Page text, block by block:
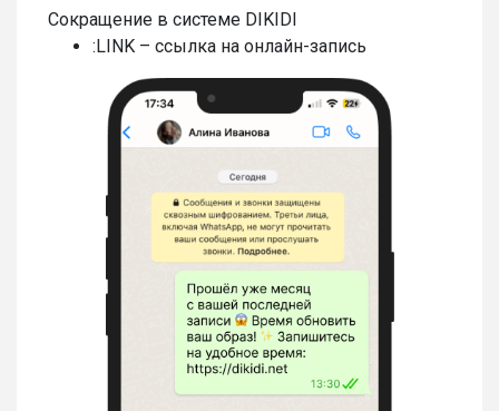
Сокращение в системе DIKIDI
:LINK – ссылка на онлайн-запись